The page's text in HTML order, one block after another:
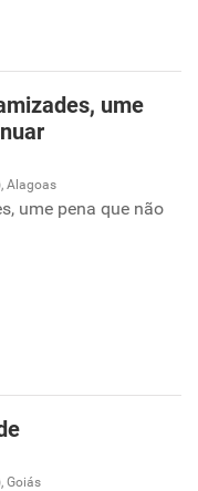
ume
Alagoas
ume pena que não
Goiás